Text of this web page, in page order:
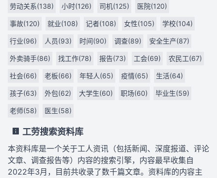
劳动关系(138) 小时(126) 司机(125) 医院(120)
事故(120) 就业(108) 记者(108) 女性(105) 学校(104)
行业(96) 人员(93) 时间(90) 调查(89) 安全生产(87)
外卖骑手(86) 找工作(78) 报告(73) 工会(69) 农民工(67)
社会(66) 老板(66) 年轻人(65) 疫情(65) 生活(64)
孩子(63) 外包(62) 大学生(60) 职场(60) 毕业生(59)
老师(58) 医生(58)
工劳搜索资料库
本资料库是一个关于工人资讯（包括新闻、深度报道、评论
文章、调查报告等）内容的搜索引擎，内容最早收集自
2022年3月，目前共收录了数千篇文章。资料库的内容主